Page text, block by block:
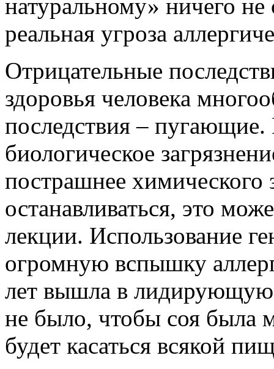
натуральному» ничего не
реальная угроза
Отрицательные
здоровья человека
последствия –
биологическое
пострашнее химического
останавливаться, это
лекции. Использование
огромную вспышку
лет вышла в лидирующую
не было, чтобы соя была
будет касаться всякой